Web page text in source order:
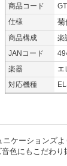
商品コード
仕様
菊
商品構成
楽
JANコード
楽器
エ
対応機種
ケーションズ
色にもこだわ